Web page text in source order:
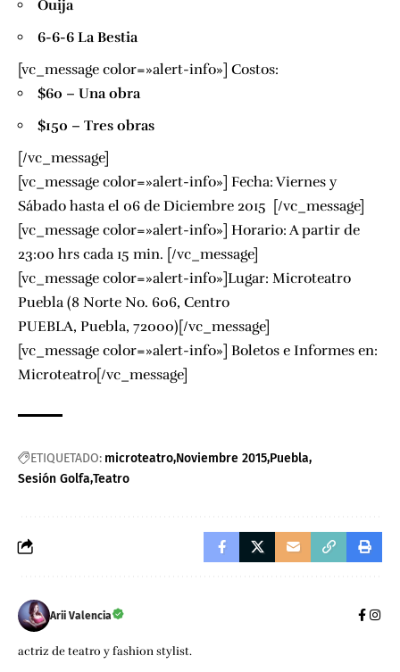
Ouija
6-6-6 La Bestia
[vc_message color=»alert-info»] Costos:
$60 – Una obra
$150 – Tres obras
[/vc_message]
[vc_message color=»alert-info»] Fecha: Viernes y
Sábado hasta el 06 de Diciembre 2015 [/vc_message]
[vc_message color=»alert-info»] Horario: A partir de
23:00 hrs cada 15 min. [/vc_message]
[vc_message color=»alert-info»]Lugar: Microteatro
Puebla (8 Norte No. 606, Centro
PUEBLA, Puebla, 72000)[/vc_message]
[vc_message color=»alert-info»] Boletos e Informes en:
Microteatro[/vc_message]
ETIQUETADO: microteatro Noviembre 2015 Puebla
Sesión Golfa Teatro
Arii Valencia
actriz de teatro y fashion stylist.